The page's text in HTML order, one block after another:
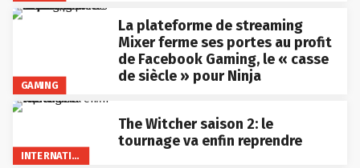
GAMING
La plateforme de streaming
Mixer ferme ses portes au profit
de Facebook Gaming, le « casse
de siècle » pour Ninja
INTERNATIONAL
The Witcher saison 2: le
tournage va enfin reprendre